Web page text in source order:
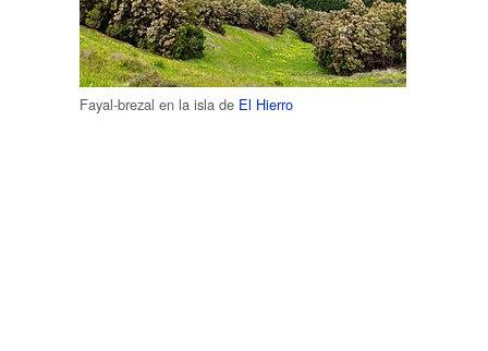
Fayal-brezal en la isla de El Hierro